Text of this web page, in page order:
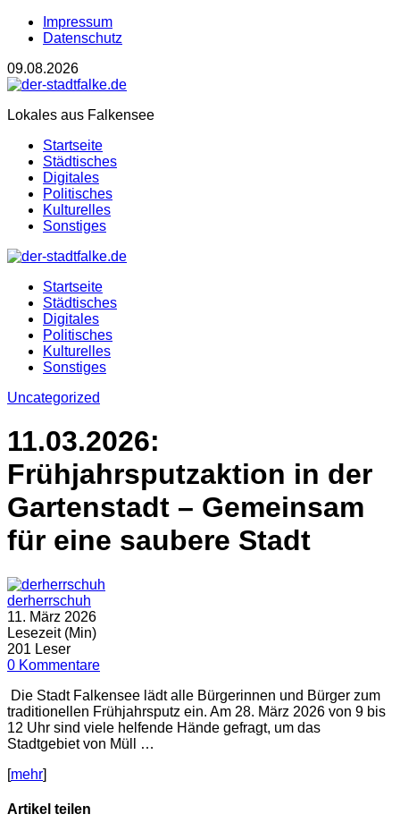
Impressum
Datenschutz
09.08.2026
Lokales aus Falkensee
Startseite
Städtisches
Digitales
Politisches
Kulturelles
Sonstiges
Startseite
Städtisches
Digitales
Politisches
Kulturelles
Sonstiges
Uncategorized
11.03.2026:
Frühjahrsputzaktion in der
Gartenstadt – Gemeinsam
für eine saubere Stadt
derherrschuh
11. März 2026
Lesezeit (Min)
201 Leser
0 Kommentare
Die Stadt Falkensee lädt alle Bürgerinnen und Bürger zum
traditionellen Frühjahrsputz ein. Am 28. März 2026 von 9 bis
12 Uhr sind viele helfende Hände gefragt, um das
Stadtgebiet von Müll …
[mehr]
Artikel teilen